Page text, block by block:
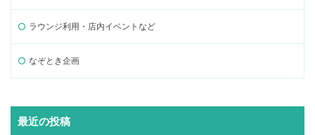
ラウンジ利用・店内イベントなど
なぞとき企画
最近の投稿